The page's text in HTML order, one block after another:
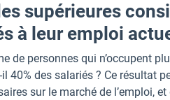
supérieures
à leur emploi
de personnes qui n’occupent
40% des salariés ? Ce résultat
sur le marché de l’emploi,